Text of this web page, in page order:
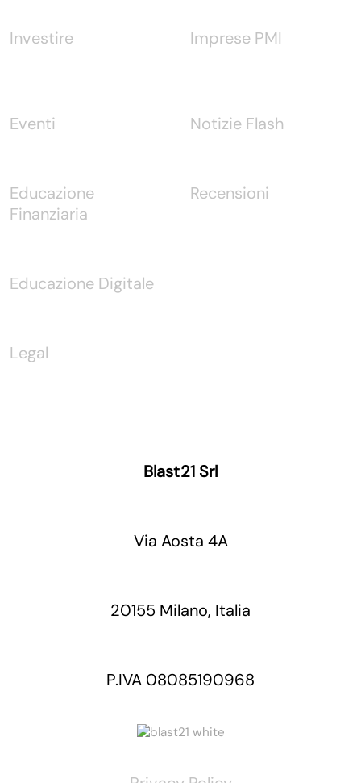
Investire Imprese PMI
Eventi
Educazione
Finanziaria
Educazione Digitale
Legal
Notizie Flash
Recensioni
Blast21 Srl
Via Aosta 4A
20155 Milano, Italia
P.IVA 08085190968